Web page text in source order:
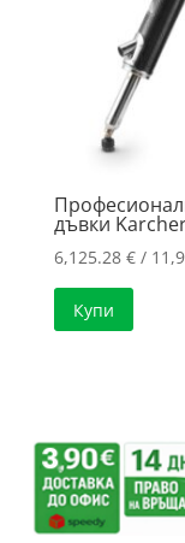
дъвки
6,125.28 €/
Купи